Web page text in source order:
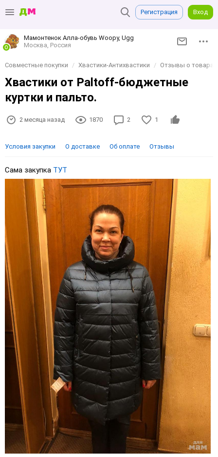
Регистрация Вход
Мамонтенок Алла-обувь Woopy, Ugg
Москва, Россия
Совместные покупки Хвастики-Антихвастики Отзывы о товарах
Хвастики от Рaltoff-бюджетные
куртки и пальто.
2 месяца назад 1870 2 1
Условия закупки О доставке Об оплате Отзывы
Сама закупка ТУТ